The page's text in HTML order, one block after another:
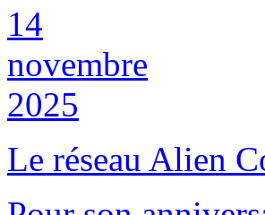
14
novembre
2025
Le réseau Alien